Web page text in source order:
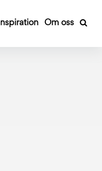
Inspiration Om oss